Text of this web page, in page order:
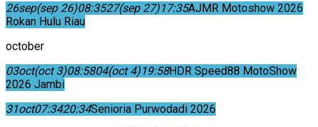
26sep(sep 26)08:3527(sep 27)17:35AJMR Motoshow 2026
Rokan Hulu Riau
october
03oct(oct 3)08:5804(oct 4)19:58HDR Speed88 MotoShow
2026 Jambi
31oct07:3420:34Senioria Purwodadi 2026